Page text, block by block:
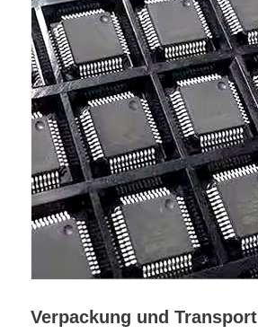
Verpackung und Transport